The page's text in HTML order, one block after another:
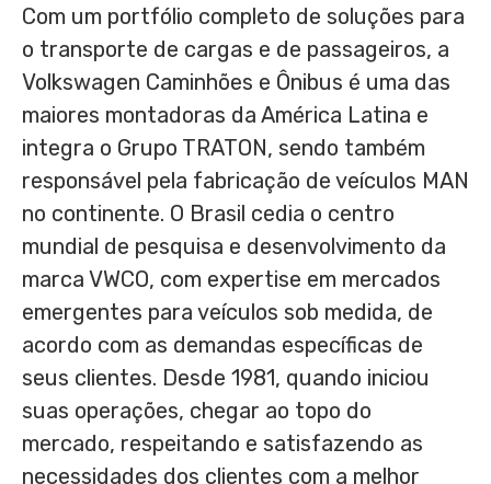
Com um portfólio completo de soluções para
o transporte de cargas e de passageiros, a
Volkswagen Caminhões e Ônibus é uma das
maiores montadoras da América Latina e
integra o Grupo TRATON, sendo também
responsável pela fabricação de veículos MAN
no continente. O Brasil cedia o centro
mundial de pesquisa e desenvolvimento da
marca VWCO, com expertise em mercados
emergentes para veículos sob medida, de
acordo com as demandas específicas de
seus clientes. Desde 1981, quando iniciou
suas operações, chegar ao topo do
mercado, respeitando e satisfazendo as
necessidades dos clientes com a melhor